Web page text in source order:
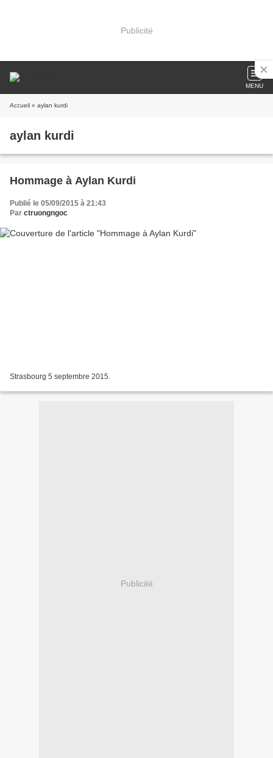
Publicité
MENU
Accueil » aylan kurdi
aylan kurdi
Hommage à Aylan Kurdi
Publié le 05/09/2015 à 21:43
Par ctruongngoc
Strasbourg 5 septembre 2015.
Publicité